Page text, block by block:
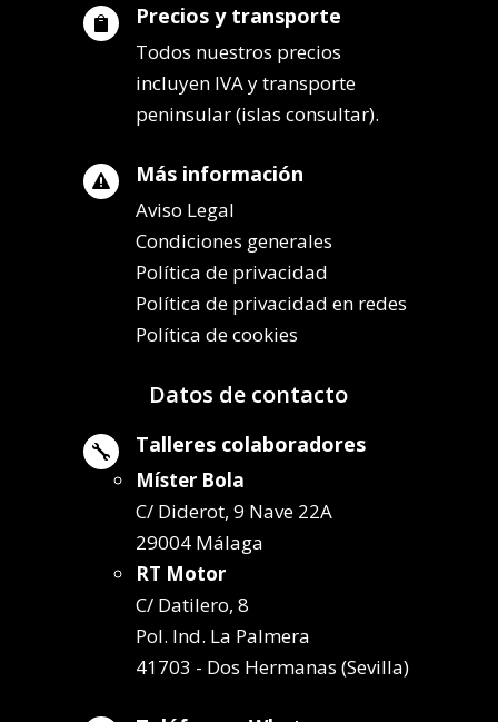
 Precios y transporte
Todos nuestros precios
incluyen IVA y transporte
peninsular (islas consultar).
 Más información
Aviso Legal
Condiciones generales
Política de privacidad
Política de privacidad en redes
Política de cookies
Datos de contacto
 Talleres colaboradores
Míster Bola
C/ Diderot, 9 Nave 22A
29004 Málaga
RT Motor
C/ Datilero, 8
Pol. Ind. La Palmera
41703 - Dos Hermanas (Sevilla)